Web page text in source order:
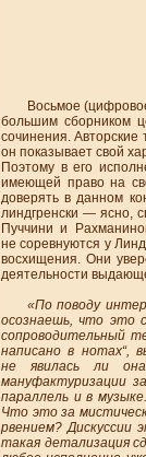
Восьмое (цифровое)
большим сборником
сочинения. Авторские
он показывает свой
Поэтому в его
имеющей право на
доверять в данном
линдгренски — ясно,
Пуччини и
не соревнуются у
восхищения. Они
деятельности
«По поводу
осознаешь, что это
сопроводительный
написано в нотах“,
не явилась ли она
мануфактуризации
параллель и в
Что это за
рвением? Дискуссии
такая детализация